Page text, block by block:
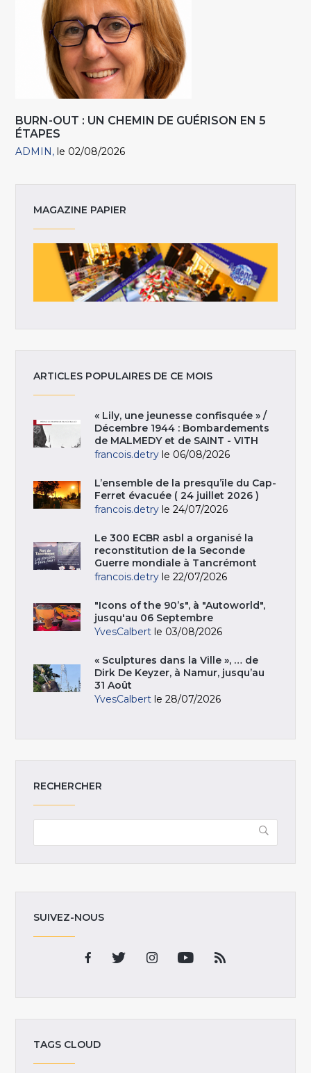
BURN-OUT : UN CHEMIN DE GUÉRISON EN 5
ÉTAPES
ADMIN le 02/08/2026
MAGAZINE PAPIER
ARTICLES POPULAIRES DE CE MOIS
« Lily, une jeunesse confisquée » /
Décembre 1944 : Bombardements
de MALMEDY et de SAINT - VITH
francois.detry le 06/08/2026
L’ensemble de la presqu’île du Cap-
Ferret évacuée ( 24 juillet 2026 )
francois.detry le 24/07/2026
Le 300 ECBR asbl a organisé la
reconstitution de la Seconde
Guerre mondiale à Tancrémont
francois.detry le 22/07/2026
"Icons of the 90’s", à "Autoworld",
jusqu'au 06 Septembre
YvesCalbert le 03/08/2026
« Sculptures dans la Ville », … de
Dirk De Keyzer, à Namur, jusqu’au
31 Août
YvesCalbert le 28/07/2026
RECHERCHER
SUIVEZ-NOUS
TAGS CLOUD